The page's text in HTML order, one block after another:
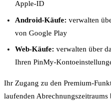
Apple-ID
Android-Käufe: verwalten
von Google Play
Web-Käufe: verwalten über
Ihren PinMy-
Ihr Zugang zu den Premium-
laufenden